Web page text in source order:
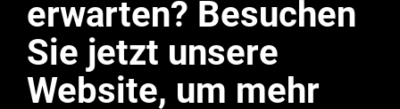
erwarten? Besuchen
Sie jetzt unsere
Website, um mehr